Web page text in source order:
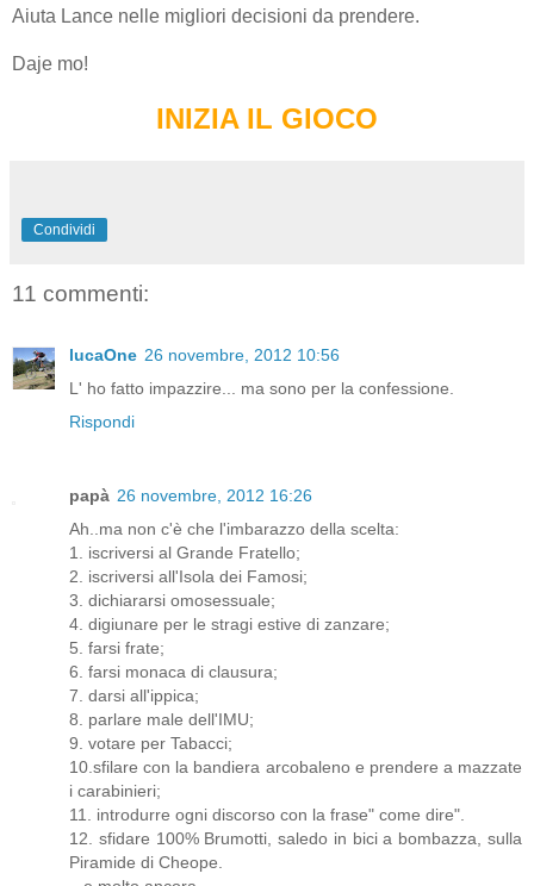
Aiuta Lance nelle migliori decisioni da prendere.
Daje mo!
INIZIA IL GIOCO
Condividi
11 commenti:
lucaOne 26 novembre, 2012 10:56
L' ho fatto impazzire... ma sono per la confessione.
Rispondi
papà 26 novembre, 2012 16:26
Ah..ma non c'è che l'imbarazzo della scelta:
1. iscriversi al Grande Fratello;
2. iscriversi all'Isola dei Famosi;
3. dichiararsi omosessuale;
4. digiunare per le stragi estive di zanzare;
5. farsi frate;
6. farsi monaca di clausura;
7. darsi all'ippica;
8. parlare male dell'IMU;
9. votare per Tabacci;
10.sfilare con la bandiera arcobaleno e prendere a mazzate
i carabinieri;
11. introdurre ogni discorso con la frase" come dire".
12. sfidare 100% Brumotti, saledo in bici a bombazza, sulla
Piramide di Cheope.